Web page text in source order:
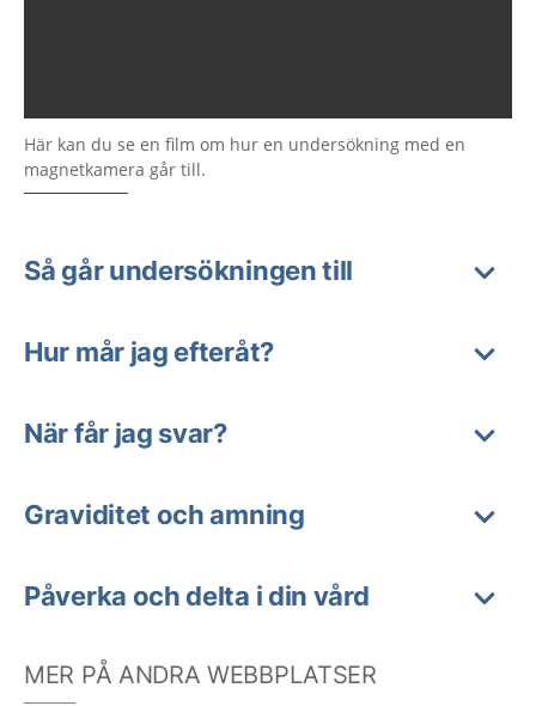
Här kan du se en film om hur en undersökning med en
magnetkamera går till.
Så går undersökningen till
Hur mår jag efteråt?
När får jag svar?
Graviditet och amning
Påverka och delta i din vård
MER PÅ ANDRA WEBBPLATSER